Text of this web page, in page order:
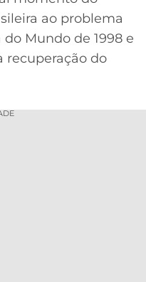
ao problema
Mundo de 1998 e
recuperação do